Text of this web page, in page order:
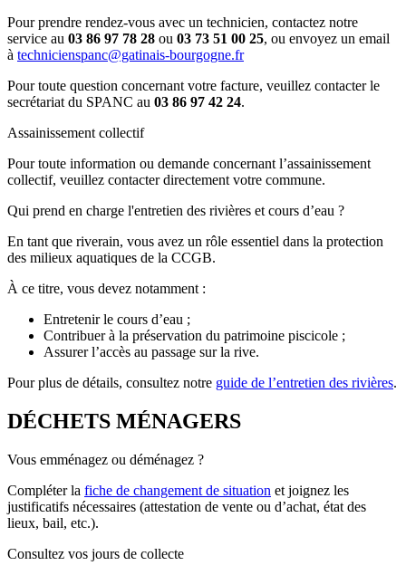
Pour prendre rendez-vous avec un technicien, contactez notre
service au 03 86 97 78 28 ou 03 73 51 00 25, ou envoyez un email
à technicienspanc@gatinais-bourgogne.fr
Pour toute question concernant votre facture, veuillez contacter le
secrétariat du SPANC au 03 86 97 42 24.
Assainissement collectif
Pour toute information ou demande concernant l’assainissement
collectif, veuillez contacter directement votre commune.
Qui prend en charge l'entretien des rivières et cours d’eau ?
En tant que riverain, vous avez un rôle essentiel dans la protection
des milieux aquatiques de la CCGB.
À ce titre, vous devez notamment :
Entretenir le cours d’eau ;
Contribuer à la préservation du patrimoine piscicole ;
Assurer l’accès au passage sur la rive.
Pour plus de détails, consultez notre guide de l’entretien des rivières.
DÉCHETS MÉNAGERS
Vous emménagez ou déménagez ?
Compléter la fiche de changement de situation et joignez les
justificatifs nécessaires (attestation de vente ou d’achat, état des
lieux, bail, etc.).
Consultez vos jours de collecte